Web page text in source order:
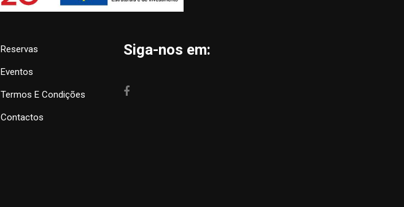
Reservas
Eventos
Termos E Condições
Contactos
Siga-nos em: